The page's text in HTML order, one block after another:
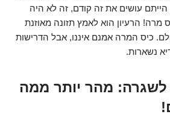
הייתם עושים את זה קודם, זה לא היה
מרה! הרעיון הוא לאמץ תזונה מאוזנת
כיס המרה אמנם איננו, אבל הדרישות
נשארות.
מהר יותר ממה